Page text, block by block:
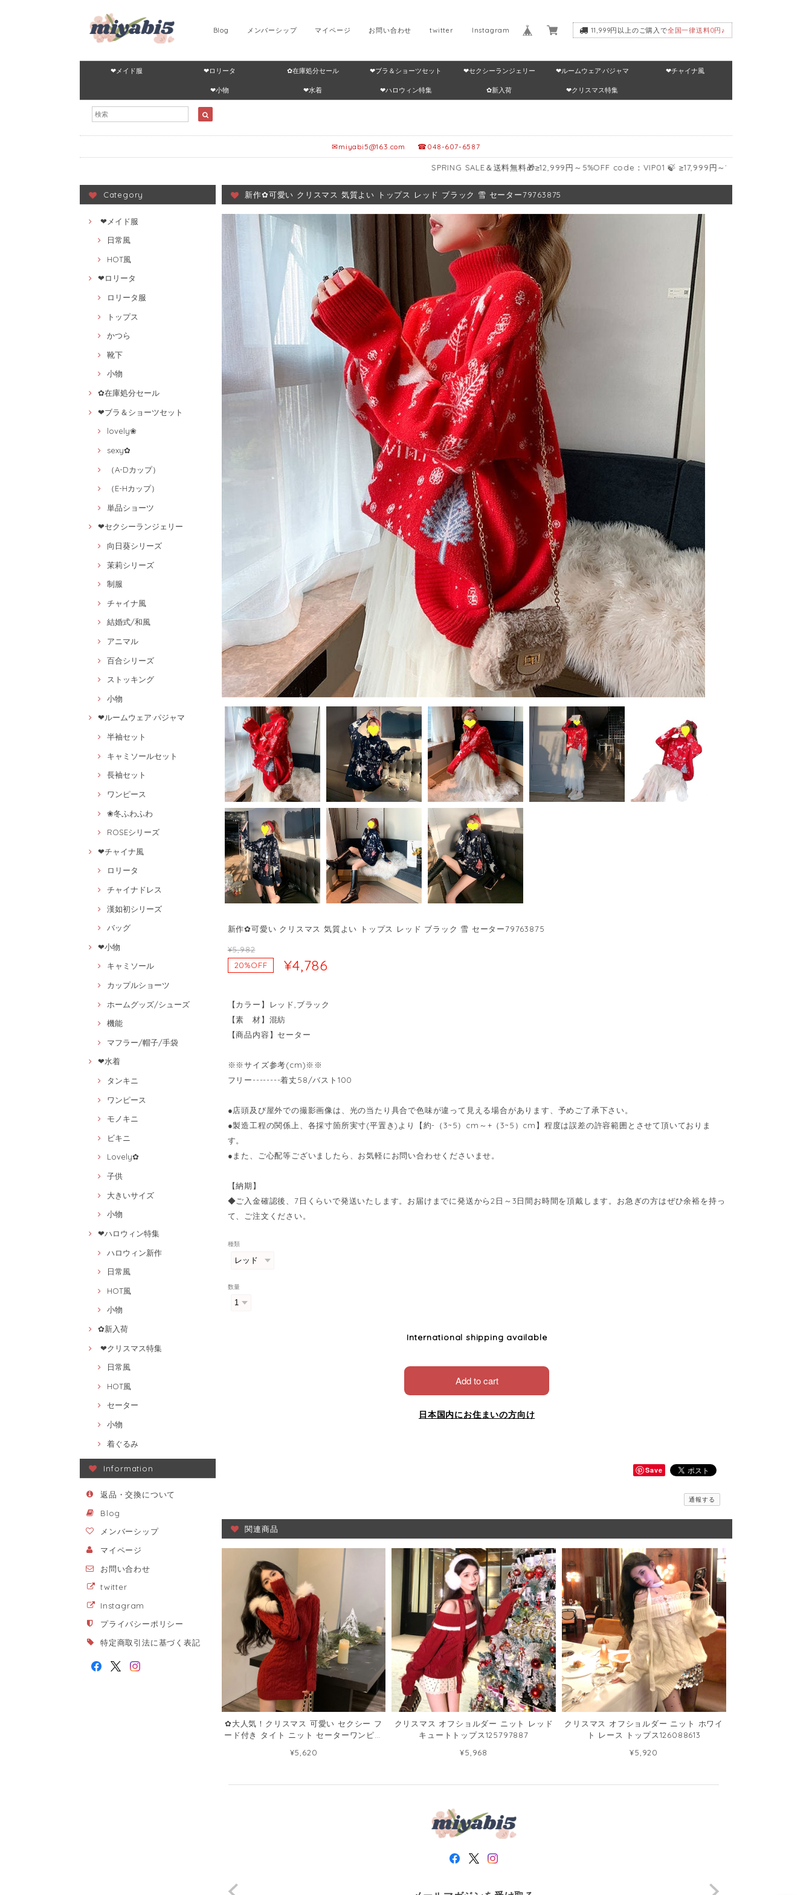
11,999円以上のご購入で全国一律送料0円♪
Instagram
twitter
お問い合わせ
マイページ
メンバーシップ
Blog
返品・交換について
Home
❤メイド服 ❤ロリータ ✿在庫処分セール ❤ブラ＆ショーツセット ❤セクシーランジェリー ❤ルームウェア·パジャマ ❤チャイナ風
❤小物 ❤水着 ❤ハロウィン特集 ✿新入荷 ❤クリスマス特集
✉miyabi5@163.com ☎048-607-6587
SPRING SALE＆送料無料🎁≥12,999円～5%OFF code：VIP01 🍃 ≥17,999円～10%OFF code：VIP02 🍃
Category
❤メイド服
日常風
HOT風
❤ロリータ
ロリータ服
トップス
かつら
靴下
小物
✿在庫処分セール
❤ブラ＆ショーツセット
lovely❀
sexy✿
（A-Dカップ）
（E-Hカップ）
単品ショーツ
❤セクシーランジェリー
向日葵シリーズ
茉莉シリーズ
制服
チャイナ風
結婚式/和風
アニマル
百合シリーズ
ストッキング
小物
❤ルームウェア·パジャマ
半袖セット
キャミソールセット
長袖セット
ワンピース
❀冬ふわふわ
ROSEシリーズ
❤チャイナ風
ロリータ
チャイナドレス
漢如初シリーズ
バッグ
❤小物
キャミソール
カップルショーツ
ホームグッズ/シューズ
機能
マフラー/帽子/手袋
❤水着
タンキニ
ワンピース
モノキニ
ビキニ
Lovely✿
子供
大きいサイズ
小物
❤ハロウィン特集
ハロウィン新作
日常風
HOT風
小物
✿新入荷
❤クリスマス特集
日常風
HOT風
セーター
小物
着ぐるみ
Information
返品・交換について
Blog
メンバーシップ
マイページ
お問い合わせ
twitter
Instagram
プライバシーポリシー
特定商取引法に基づく表記
新作✿可愛い クリスマス 気質よい トップス レッド ブラック 雪 セーター79763875
新作✿可愛い クリスマス 気質よい トップス レッド ブラック 雪 セーター79763875
¥5,982
20%OFF
¥4,786
【カラー】レッド,ブラック
【素 材】混紡
【商品内容】セーター
※※サイズ参考(cm)※※
フリー--------着丈58/バスト100
●店頭及び屋外での撮影画像は、光の当たり具合で色味が違って見える場合があります、予めご了承下さい。
●製造工程の関係上、各採寸箇所実寸(平置き)より【約-（3~5）cm～+（3~5）cm】程度は誤差の許容範囲とさせて頂いておりま
す。
●また、ご心配等ございましたら、お気軽にお問い合わせくださいませ。
【納期】
◆ご入金確認後、7日くらいで発送いたします。お届けまでに発送から2日～3日間お時間を頂戴します。お急ぎの方はぜひ余裕を持っ
て、ご注文ください。
種類
数量
International shipping available
Add to cart
日本国内にお住まいの方向け
Save
通報する
関連商品
✿大人気！クリスマス 可愛い セクシー フ
ード付き タイト ニット セーターワンピー
¥5,620
クリスマス オフショルダー ニット レッド
キュートトップス125797887
¥5,968
クリスマス オフショルダー ニット ホワイ
ト レース トップス126088613
¥5,920